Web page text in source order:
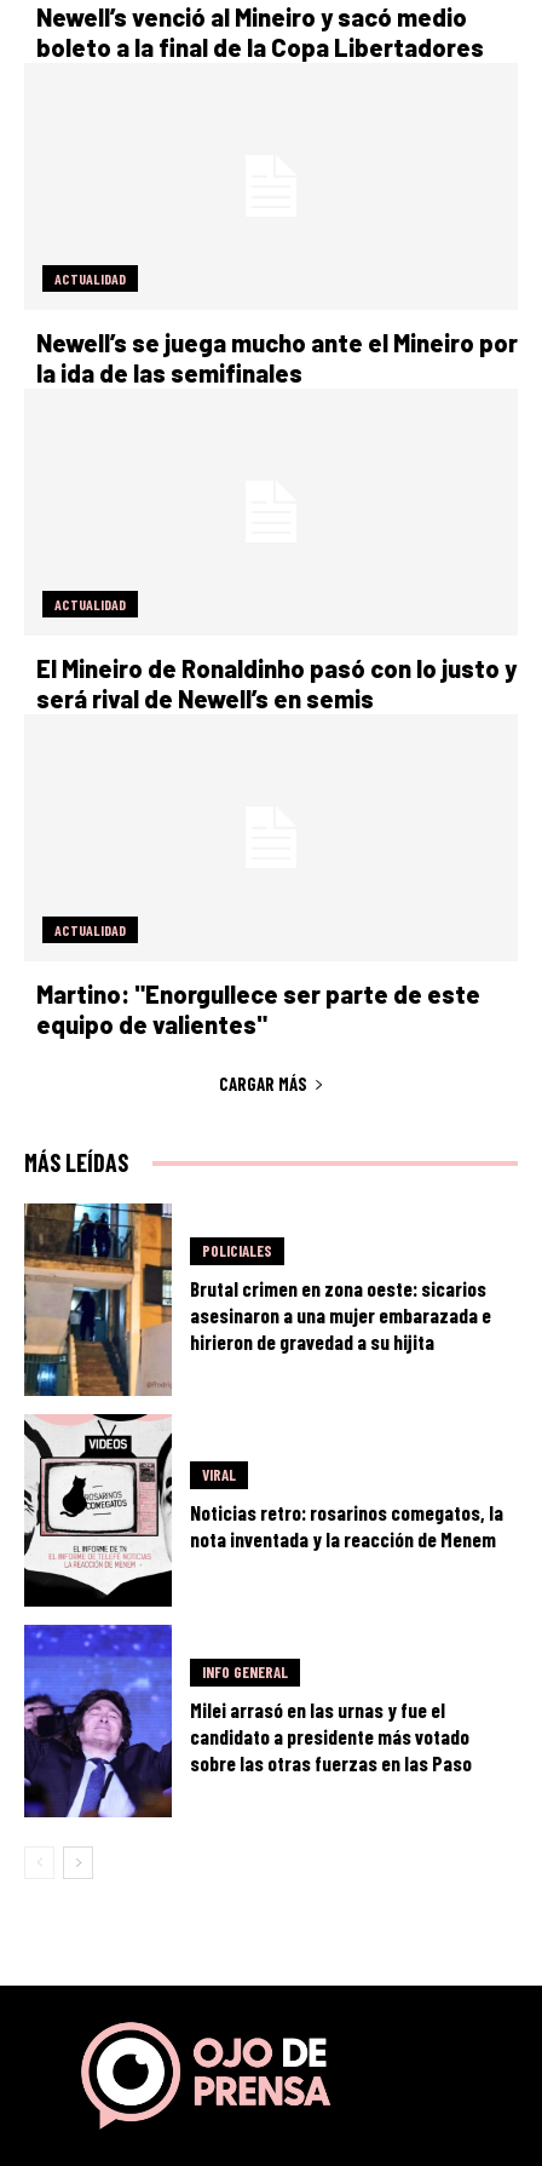
Newell’s venció al Mineiro y sacó medio
boleto a la final de la Copa Libertadores
ACTUALIDAD
Newell’s se juega mucho ante el Mineiro por
la ida de las semifinales
ACTUALIDAD
El Mineiro de Ronaldinho pasó con lo justo y
será rival de Newell’s en semis
ACTUALIDAD
Martino: "Enorgullece ser parte de este
equipo de valientes"
CARGAR MÁS
MÁS LEÍDAS
POLICIALES
Brutal crimen en zona oeste: sicarios
asesinaron a una mujer embarazada e
hirieron de gravedad a su hijita
VIRAL
Noticias retro: rosarinos comegatos, la
nota inventada y la reacción de Menem
INFO GENERAL
Milei arrasó en las urnas y fue el
candidato a presidente más votado
sobre las otras fuerzas en las Paso